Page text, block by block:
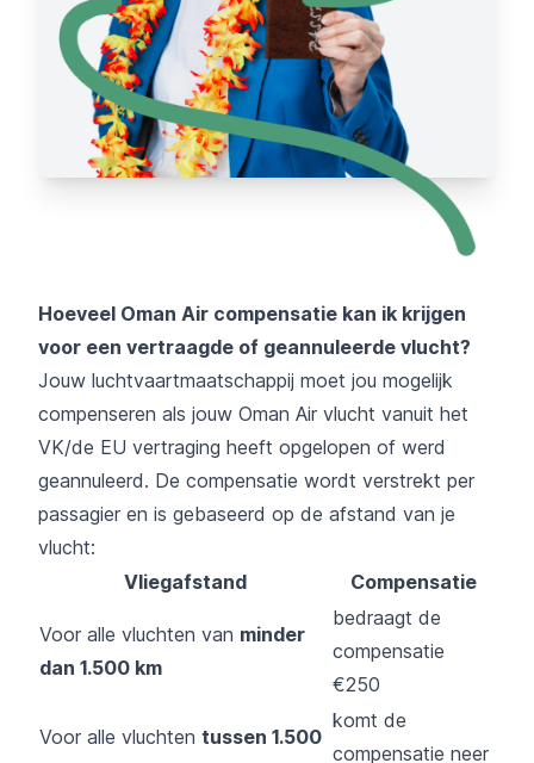
Hoeveel Oman Air compensatie kan ik krijgen
voor een vertraagde of geannuleerde vlucht?
Jouw luchtvaartmaatschappij moet jou mogelijk
compenseren als jouw Oman Air vlucht vanuit het
VK/de EU vertraging heeft opgelopen of werd
geannuleerd. De compensatie wordt verstrekt per
passagier en is gebaseerd op de afstand van je
vlucht:
Vliegafstand
Compensatie
Voor alle vluchten van minder
dan 1.500 km
bedraagt de
compensatie
€250
Voor alle vluchten tussen 1.500
komt de
compensatie neer